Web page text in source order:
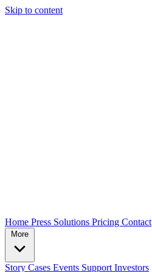
Skip to content
Home Press Solutions Pricing Contact
Story Cases Events Support Investors